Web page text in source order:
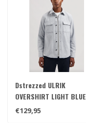
Dstrezzed ULRIK
OVERSHIRT LIGHT BLUE
€129,95